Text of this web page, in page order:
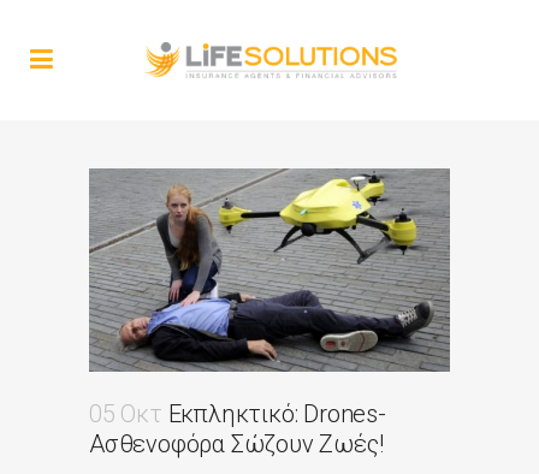
05 Οκτ Εκπληκτικό: Drones-
Ασθενοφόρα Σώζουν Ζωές!